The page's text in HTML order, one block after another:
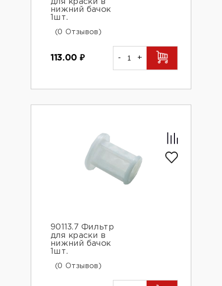
для краски в
нижний бачок
1шт.
(0 Отзывов)
113.00 ₽ - +
90113.7 Фильтр
для краски в
нижний бачок
1шт.
(0 Отзывов)